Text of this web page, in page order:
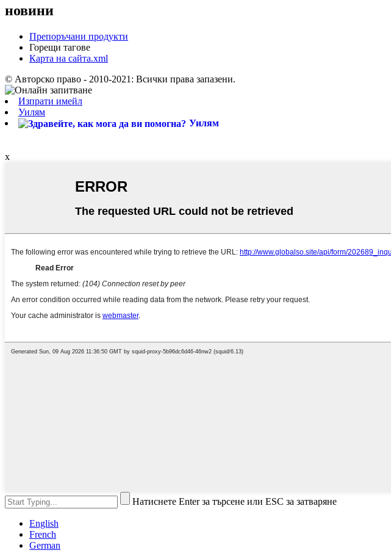
новини
Препоръчани продукти
Горещи тагове
Карта на сайта.xml
© Авторско право - 2010-2021: Всички права запазени.
Изпрати имейл
Уилям
Уилям
x
Натиснете Enter за търсене или ESC за затваряне
English
French
German